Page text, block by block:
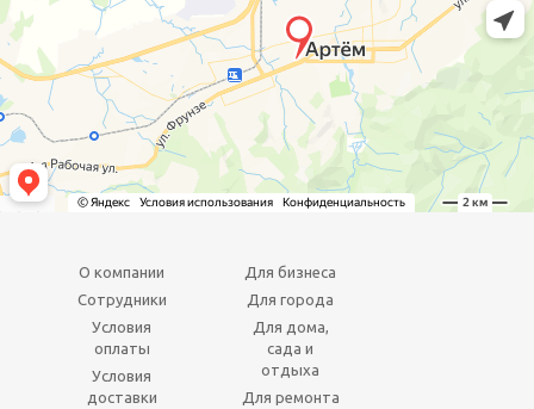
О компании
Сотрудники
Условия
оплаты
Условия
доставки
Для бизнеса
Для города
Для дома,
сада и
отдыха
Для ремонта